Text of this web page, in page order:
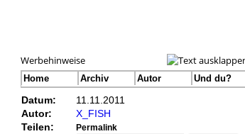
Werbehinweise
Home Archiv Autor Und du?
Datum:
11.11.2011
Autor:
X_FISH
Teilen:
Permalink